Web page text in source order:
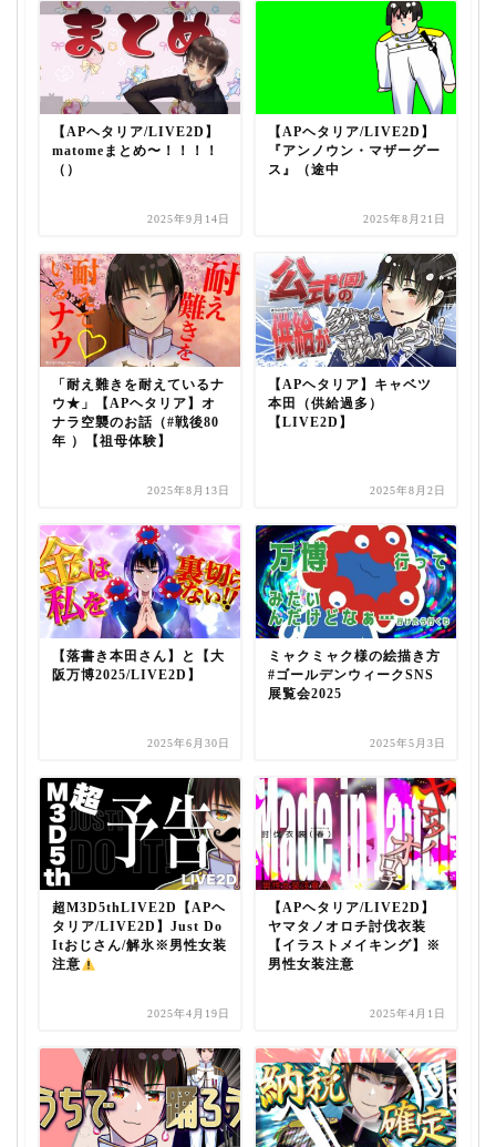
【APヘタリア/LIVE2D】
matomeまとめ〜！！！！
（）
2025年9月14日
【APヘタリア/LIVE2D】
『アンノウン・マザーグー
ス』（途中
2025年8月21日
「耐え難きを耐えているナ
ウ★」【APヘタリア】オ
ナラ空襲のお話（#戦後80
年 ）【祖母体験】
2025年8月13日
【APヘタリア】キャベツ
本田（供給過多）
【LIVE2D】
2025年8月2日
【落書き本田さん】と【大
阪万博2025/LIVE2D】
2025年6月30日
ミャクミャク様の絵描き方
#ゴールデンウィークSNS
展覧会2025
2025年5月3日
超M3D5thLIVE2D【APヘ
タリア/LIVE2D】Just Do
Itおじさん/解氷※男性女装
注意
2025年4月19日
【APヘタリア/LIVE2D】
ヤマタノオロチ討伐衣装
【イラストメイキング】※
男性女装注意
2025年4月1日